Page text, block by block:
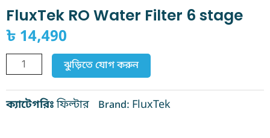
FluxTek RO Water Filter 6 stage
৳ 14,490
FluxTek
RO
Water
Filter
ঝুড়িতে যোগ করুন
ক্যাটেগরিঃ ফিল্টার Brand: FluxTek